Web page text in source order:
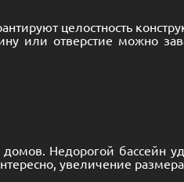
целостность
или отверстие можно
домов. Недорогой бассейн
увеличение